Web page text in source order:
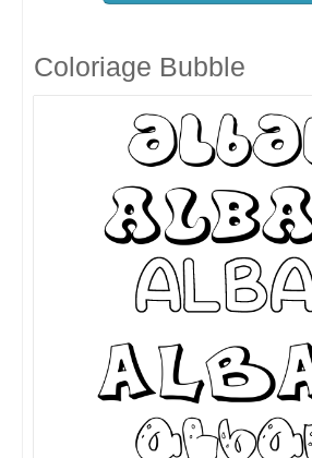
Coloriage Bubble